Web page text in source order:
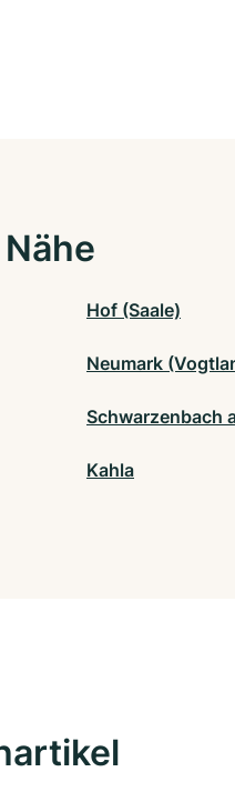
Hof (Saale)
Neumark
Schwarzenbach
Kahla